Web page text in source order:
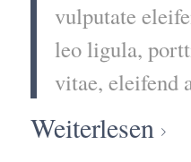
vulputate
leo ligula,
vitae, eleifend
Weiterlesen